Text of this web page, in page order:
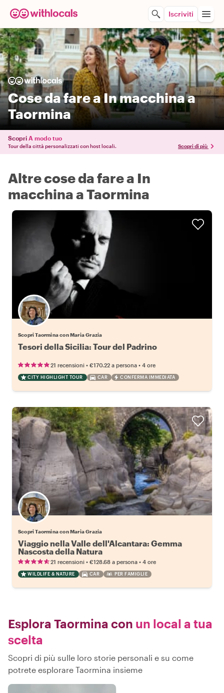
Iscriviti
Cose da fare a In macchina a
Taormina
Scopri A modo tuo
Tour della città personalizzati con host locali. Scopri di più
Altre cose da fare a In
macchina a Taormina
Scopri Taormina con Maria Grazia
Tesori della Sicilia: Tour del Padrino
21 recensioni • €170.22 a persona • 4 ore
CITY HIGHLIGHT TOUR CAR CONFERMA IMMEDIATA
Scopri Taormina con Maria Grazia
Viaggio nella Valle dell'Alcantara: Gemma
Nascosta della Natura
21 recensioni • €128.68 a persona • 4 ore
WILDLIFE & NATURE CAR PER FAMIGLIE
Esplora Taormina con un local a tua
scelta
Scopri di più sulle loro storie personali e su come
potrete esplorare Taormina insieme